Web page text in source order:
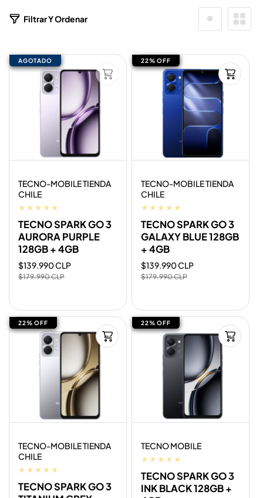
Filtrar Y Ordenar
8
P
D
U
AGOTADO
Proveedor:
TECNO-MOBILE TIENDA
CHILE
TECNO SPARK GO 3
AURORA PURPLE
128GB + 4GB
Precio
de
$139.990 CLP
Precio
habitual
$179.990 CLP
AGOTADO 22% OFF
Proveedor:
TECNO-MOBILE TIENDA
CHILE
TECNO SPARK GO 3
GALAXY BLUE 128GB
+ 4GB
Precio
de
$139.990 CLP
Precio
habitual
$179.990 CLP
22% OFF
22% OFF
Proveedor:
TECNO-MOBILE TIENDA
CHILE
TECNO SPARK GO 3
22% OFF 22% OFF
Proveedor:
TECNO MOBILE
TECNO SPARK GO 3
INK BLACK 128GB +
22% OFF